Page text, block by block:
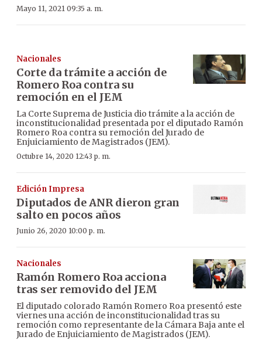
Mayo 11, 2021 09:35 a. m.
Nacionales
Corte da trámite a acción de
Romero Roa contra su
remoción en el JEM
La Corte Suprema de Justicia dio trámite a la acción de
inconstitucionalidad presentada por el diputado Ramón
Romero Roa contra su remoción del Jurado de
Enjuiciamiento de Magistrados (JEM).
Octubre 14, 2020 12:43 p. m.
Edición Impresa
Diputados de ANR dieron gran
salto en pocos años
Junio 26, 2020 10:00 p. m.
Nacionales
Ramón Romero Roa acciona
tras ser removido del JEM
El diputado colorado Ramón Romero Roa presentó este
viernes una acción de inconstitucionalidad tras su
remoción como representante de la Cámara Baja ante el
Jurado de Enjuiciamiento de Magistrados (JEM).